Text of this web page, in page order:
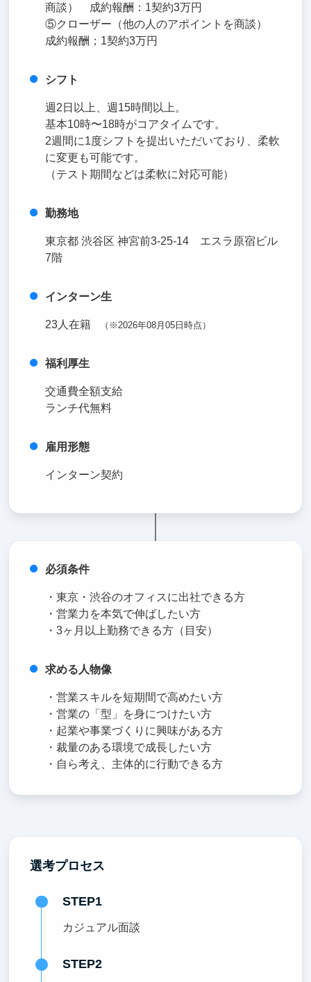
商談） 成約報酬：1契約3万円
⑤クローザー（他の人のアポイントを商談）
成約報酬；1契約3万円
シフト
週2日以上、週15時間以上。
基本10時〜18時がコアタイムです。
2週間に1度シフトを提出いただいており、柔軟
に変更も可能です。
（テスト期間などは柔軟に対応可能）
勤務地
東京都 渋谷区 神宮前3-25-14 エスラ原宿ビル
7階
インターン生
23人在籍 （※2026年08月05日時点）
福利厚生
交通費全額支給
ランチ代無料
雇用形態
インターン契約
必須条件
・東京・渋谷のオフィスに出社できる方
・営業力を本気で伸ばしたい方
・3ヶ月以上勤務できる方（目安）
求める人物像
・営業スキルを短期間で高めたい方
・営業の「型」を身につけたい方
・起業や事業づくりに興味がある方
・裁量のある環境で成長したい方
・自ら考え、主体的に行動できる方
選考プロセス
STEP1
カジュアル面談
STEP2